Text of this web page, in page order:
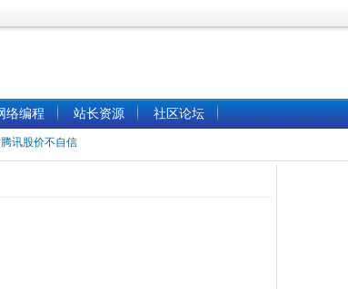
络编程 站长资源 社区论坛
讯股价不自信